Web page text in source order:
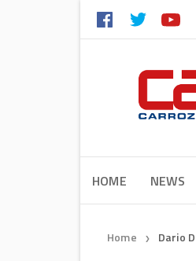
HOME NEWS
Home ❯ Dario